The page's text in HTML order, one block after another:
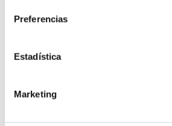
Preferencias
Estadística
Marketing